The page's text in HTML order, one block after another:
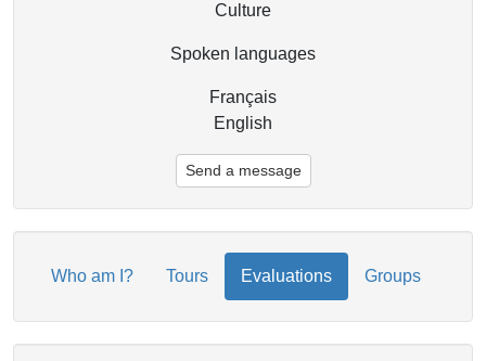
Culture
Spoken languages
Français
English
Send a message
Who am I? Tours Evaluations Groups